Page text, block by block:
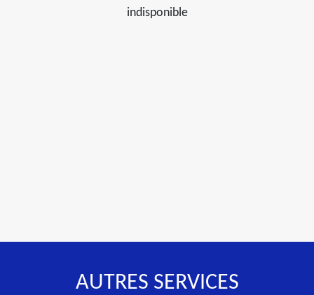
indisponible
AUTRES SERVICES